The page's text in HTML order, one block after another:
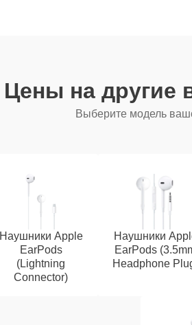
Цены на другие
Выберите модель
Наушники Apple
EarPods
(Lightning
Connector)
Наушники
EarPods
Headphone